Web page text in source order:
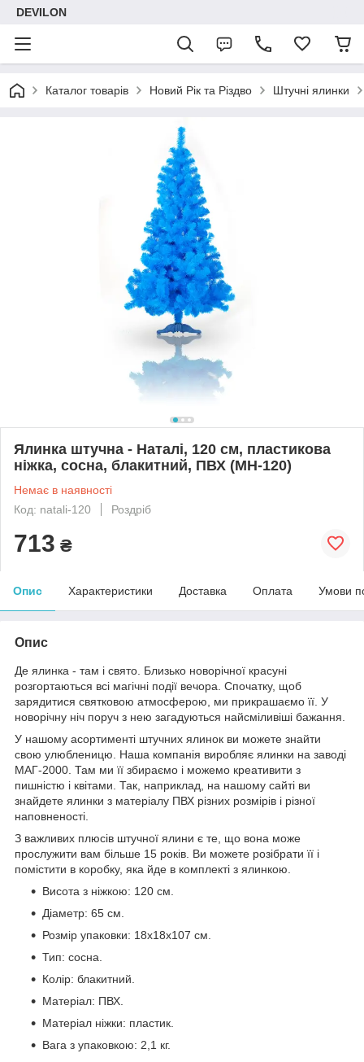
DEVILON
Каталог товарів Новий Рік та Різдво Штучні ялинки
Ялинка штучна - Наталі, 120 см, пластикова
ніжка, сосна, блакитний, ПВХ (МН-120)
Немає в наявності
Код: natali-120
Роздріб
713 ₴
Опис Характеристики Доставка Оплата Умови
Опис
Де ялинка - там і свято. Близько новорічної красуні
розгортаються всі магічні події вечора. Спочатку, щоб
зарядитися святковою атмосферою, ми прикрашаємо її. У
новорічну ніч поруч з нею загадуються найсміливіші бажання.
У нашому асортименті штучних ялинок ви можете знайти
свою улюбленицю. Наша компанія виробляє ялинки на заводі
МАГ-2000. Там ми її збираємо і можемо креативити з
пишністю і квітами. Так, наприклад, на нашому сайті ви
знайдете ялинки з матеріалу ПВХ різних розмірів і різної
наповненості.
З важливих плюсів штучної ялини є те, що вона може
прослужити вам більше 15 років. Ви можете розібрати її і
помістити в коробку, яка йде в комплекті з ялинкою.
Висота з ніжкою: 120 см.
Діаметр: 65 см.
Розмір упаковки: 18х18х107 см.
Тип: сосна.
Колір: блакитний.
Матеріал: ПВХ.
Матеріал ніжки: пластик.
Вага з упаковкою: 2,1 кг.